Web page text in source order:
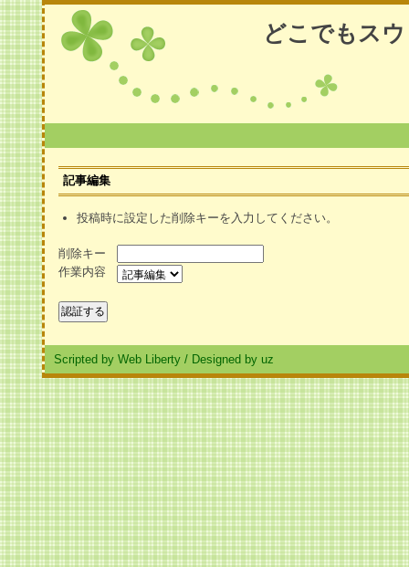
どこでもス
記事編集
投稿時に設定した削除キーを入力してください。
削除キー
作業内容
Scripted by Web Liberty / Designed by uz